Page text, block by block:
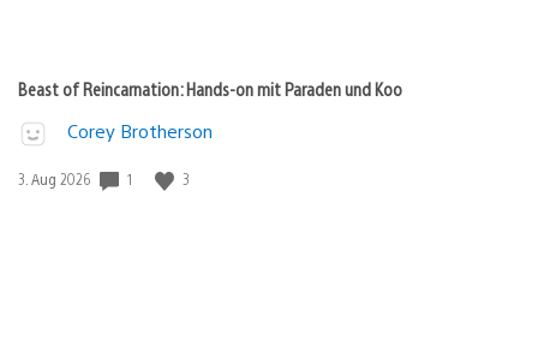
Beast of Reincarnation: Hands-on mit Paraden und Koo
Corey Brotherson
Veröffentlichungsdatum:
3. Aug 2026 1 3